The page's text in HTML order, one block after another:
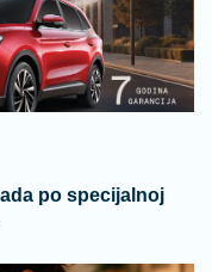
po specijalnoj